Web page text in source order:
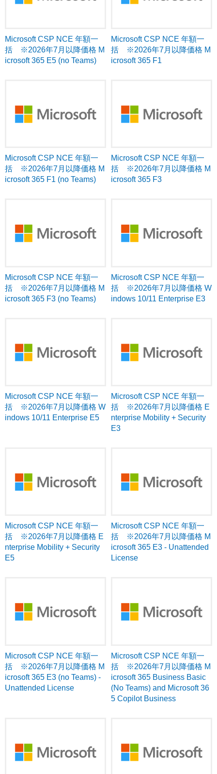
Microsoft CSP NCE 年額一
括 ※2026年7月以降価格 M
icrosoft 365 E5 (no Teams)
Microsoft CSP NCE 年額一
括 ※2026年7月以降価格 M
icrosoft 365 F1
Microsoft CSP NCE 年額一
括 ※2026年7月以降価格 M
icrosoft 365 F1 (no Teams)
Microsoft CSP NCE 年額一
括 ※2026年7月以降価格 M
icrosoft 365 F3
Microsoft CSP NCE 年額一
括 ※2026年7月以降価格 M
icrosoft 365 F3 (no Teams)
Microsoft CSP NCE 年額一
括 ※2026年7月以降価格 W
indows 10/11 Enterprise E3
Microsoft CSP NCE 年額一
括 ※2026年7月以降価格 W
indows 10/11 Enterprise E5
Microsoft CSP NCE 年額一
括 ※2026年7月以降価格 E
nterprise Mobility + Security
E3
Microsoft CSP NCE 年額一
括 ※2026年7月以降価格 E
nterprise Mobility + Security
E5
Microsoft CSP NCE 年額一
括 ※2026年7月以降価格 M
icrosoft 365 E3 - Unattended
License
Microsoft CSP NCE 年額一
括 ※2026年7月以降価格 M
icrosoft 365 E3 (no Teams) -
Unattended License
Microsoft CSP NCE 年額一
括 ※2026年7月以降価格 M
icrosoft 365 Business Basic
(No Teams) and Microsoft 36
5 Copilot Business